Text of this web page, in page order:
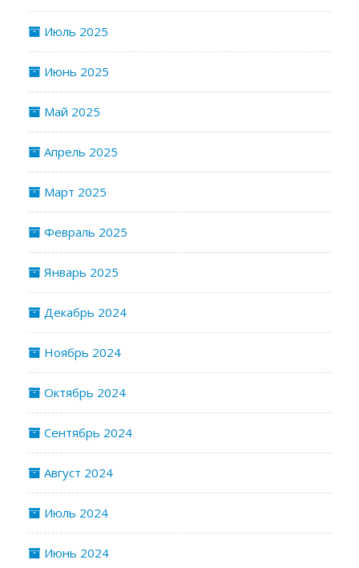
Июль 2025
Июнь 2025
Май 2025
Апрель 2025
Март 2025
Февраль 2025
Январь 2025
Декабрь 2024
Ноябрь 2024
Октябрь 2024
Сентябрь 2024
Август 2024
Июль 2024
Июнь 2024